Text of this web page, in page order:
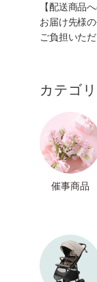
【配送商品
お届け先様
ご負担いた
カテゴ
催事商品